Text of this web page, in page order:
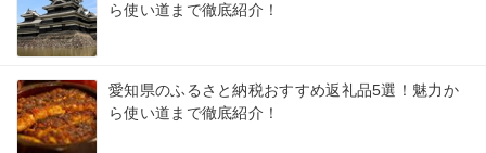
ら使い道まで徹底紹介！
愛知県のふるさと納税おすすめ返礼品5選！魅力か
ら使い道まで徹底紹介！